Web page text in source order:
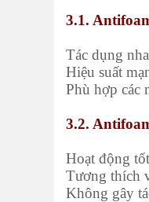
3.1.
Tác dụng
Hiệu suất
Phù hợp các
3.2.
Hoạt động
Tương thích
Không gây